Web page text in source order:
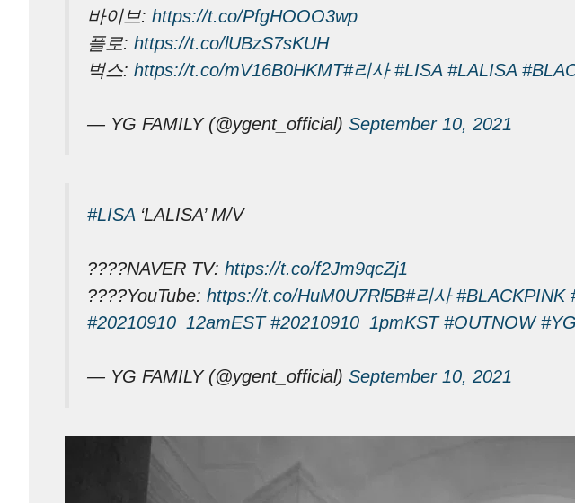
바이브: https://t.co/PfgHOOO3wp
플로: https://t.co/lUBzS7sKUH
벅스: https://t.co/mV16B0HKMT#리사 #LISA #LALISA
— YG FAMILY (@ygent_official) September 10, 2021
#LISA ‘LALISA’ M/V
????NAVER TV: https://t.co/f2Jm9qcZj1
????YouTube: https://t.co/HuM0U7Rl5B#리사 #BLACKPINK
#20210910_12amEST #20210910_1pmKST #OUTNOW #YG
— YG FAMILY (@ygent_official) September 10, 2021